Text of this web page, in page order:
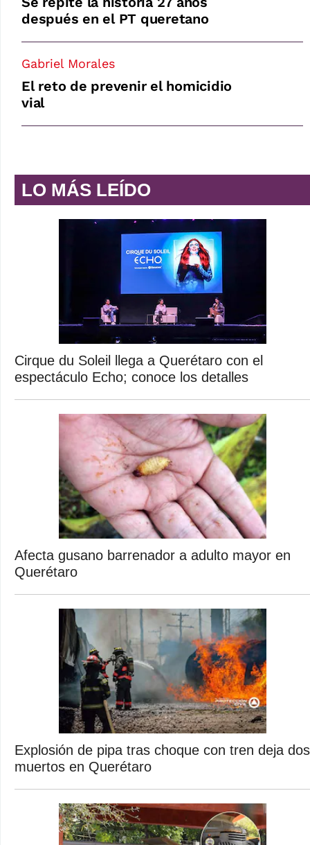
después en el PT queretano
Gabriel Morales
El reto de prevenir el homicidio
vial
LO MÁS LEÍDO
Cirque du Soleil llega a Querétaro con el
espectáculo Echo; conoce los detalles
Afecta gusano barrenador a adulto mayor en
Querétaro
Explosión de pipa tras choque con tren deja dos
muertos en Querétaro